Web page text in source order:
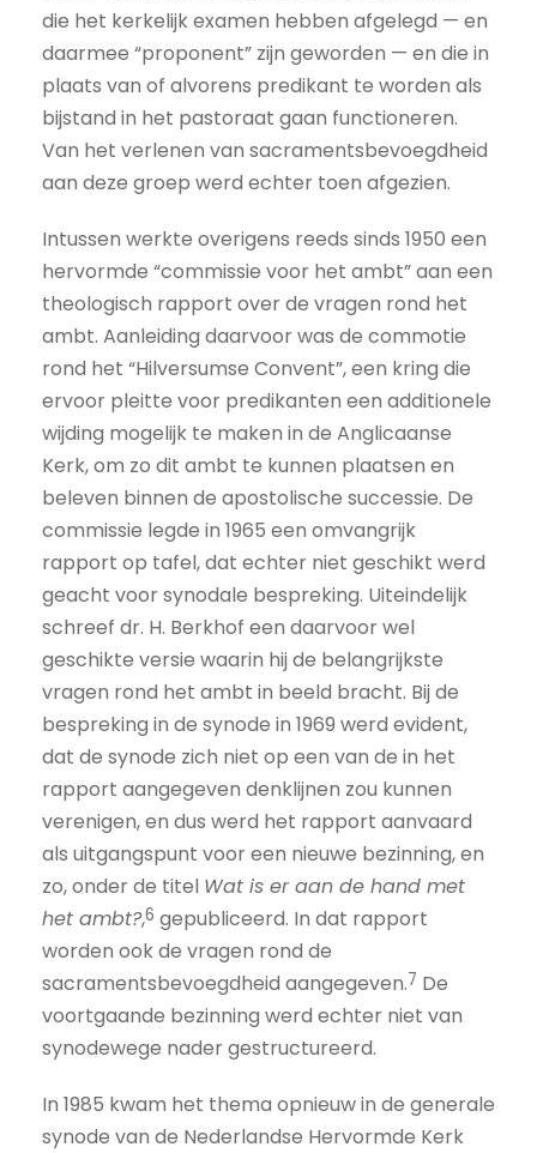
die het kerkelijk examen hebben afgelegd — en
daarmee “proponent” zijn geworden — en die in
plaats van of alvorens predikant te worden als
bijstand in het pastoraat gaan functioneren.
Van het verlenen van sacramentsbevoegdheid
aan deze groep werd echter toen afgezien.
Intussen werkte overigens reeds sinds 1950 een
hervormde “commissie voor het ambt” aan een
theologisch rapport over de vragen rond het
ambt. Aanleiding daarvoor was de commotie
rond het “Hilversumse Convent”, een kring die
ervoor pleitte voor predikanten een additionele
wijding mogelijk te maken in de Anglicaanse
Kerk, om zo dit ambt te kunnen plaatsen en
beleven binnen de apostolische successie. De
commissie legde in 1965 een omvangrijk
rapport op tafel, dat echter niet geschikt werd
geacht voor synodale bespreking. Uiteindelijk
schreef dr. H. Berkhof een daarvoor wel
geschikte versie waarin hij de belangrijkste
vragen rond het ambt in beeld bracht. Bij de
bespreking in de synode in 1969 werd evident,
dat de synode zich niet op een van de in het
rapport aangegeven denklijnen zou kunnen
verenigen, en dus werd het rapport aanvaard
als uitgangspunt voor een nieuwe bezinning, en
zo, onder de titel Wat is er aan de hand met
het ambt?,6 gepubliceerd. In dat rapport
worden ook de vragen rond de
sacramentsbevoegdheid aangegeven.7 De
voortgaande bezinning werd echter niet van
synodewege nader gestructureerd.
In 1985 kwam het thema opnieuw in de generale
synode van de Nederlandse Hervormde Kerk